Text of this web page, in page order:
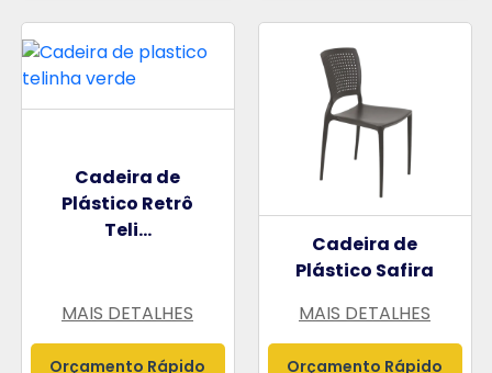
Cadeira de
Plástico Retrô
Teli...
MAIS DETALHES
Orçamento Rápido
Cadeira de
Plástico Safira
MAIS DETALHES
Orçamento Rápido